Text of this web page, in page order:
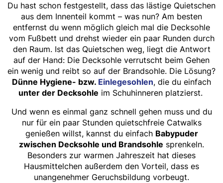
Du hast schon festgestellt, dass das lästige Quietschen
aus dem Innenteil kommt – was nun? Am besten
entfernst du wenn möglich gleich mal die Decksohle
vom Fußbett und drehst wieder ein paar Runden durch
den Raum. Ist das Quietschen weg, liegt die Antwort
auf der Hand: Die Decksohle verrutscht beim Gehen
ein wenig und reibt so auf der Brandsohle. Die Lösung?
Dünne Hygiene- bzw. Einlegesohlen, die du einfach
unter der Decksohle im Schuhinneren platzierst.
Und wenn es einmal ganz schnell gehen muss und du
nur für ein paar Stunden quietschfreie Catwalks
genießen willst, kannst du einfach Babypuder
zwischen Decksohle und Brandsohle sprenkeln.
Besonders zur warmen Jahreszeit hat dieses
Hausmittelchen außerdem den Vorteil, dass es
unangenehmer Geruchsbildung vorbeugt.